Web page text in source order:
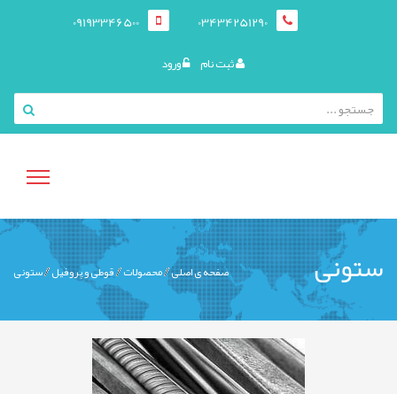
03434251290
09193346500
ثبت نام ورود
منوی
کاربری
ستونی صفحه ی اصلی محصولات قوطی و پروفيل ستونی